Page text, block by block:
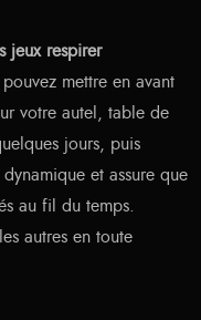
jeux respirer
mettre en avant
votre autel, table de
jours, puis
et assure que
au fil du temps.
autres en toute